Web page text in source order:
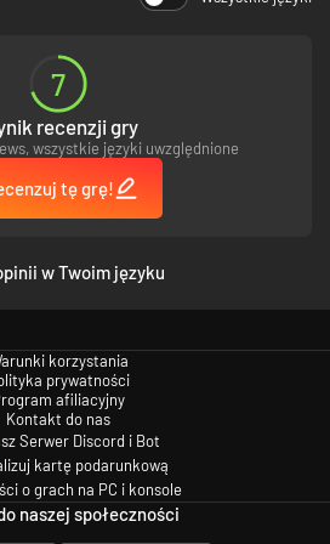
40 lat temu kultowy serial animowany
całym świecie wciąż pamięta jego
Grendizer i Umon Daisuke w tej
głównym bohaterem jest tytułowy
7
recenzji gry
wszystkie języki uwzględnione
tę grę!
w Twoim języku
korzystania
prywatności
afiliacyjny
Kontakt do nas
Serwer Discord i Bot
kartę podarunkową
o grach na PC i konsole
naszej społeczności